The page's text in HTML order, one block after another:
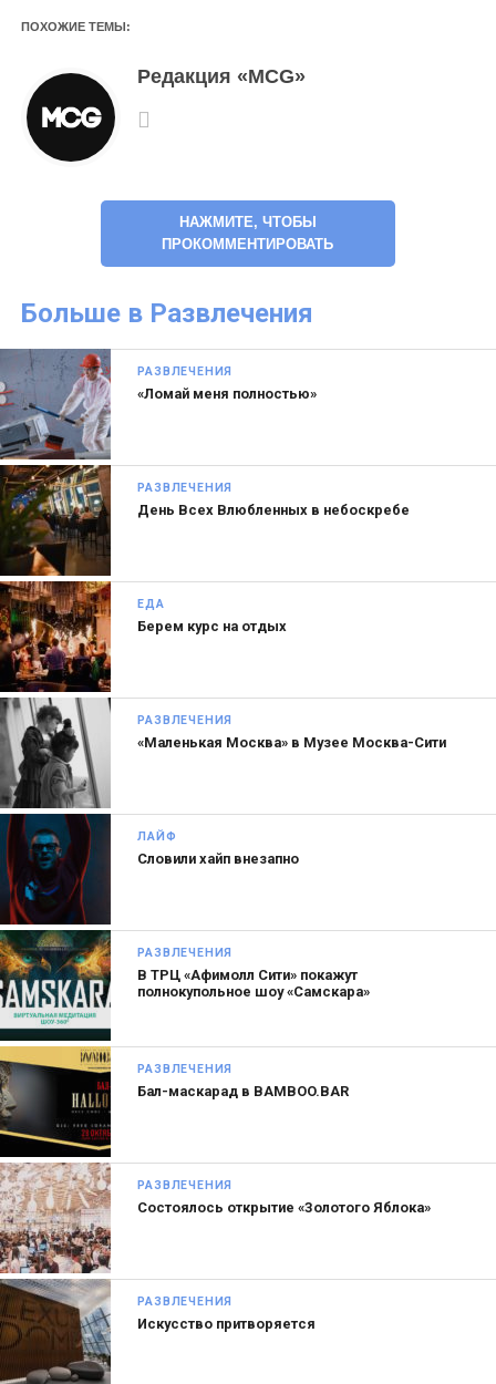
ПОХОЖИЕ ТЕМЫ:
Редакция «MCG»
НАЖМИТЕ, ЧТОБЫ
ПРОКОММЕНТИРОВАТЬ
Больше в Развлечения
РАЗВЛЕЧЕНИЯ
«Ломай меня полностью»
РАЗВЛЕЧЕНИЯ
День Всех Влюбленных в небоскребе
ЕДА
Берем курс на отдых
РАЗВЛЕЧЕНИЯ
«Маленькая Москва» в Музее Москва-Сити
ЛАЙФ
Словили хайп внезапно
РАЗВЛЕЧЕНИЯ
В ТРЦ «Афимолл Сити» покажут
полнокупольное шоу «Самскара»
РАЗВЛЕЧЕНИЯ
Бал-маскарад в BAMBOO.BAR
РАЗВЛЕЧЕНИЯ
Состоялось открытие «Золотого Яблока»
РАЗВЛЕЧЕНИЯ
Искусство притворяется